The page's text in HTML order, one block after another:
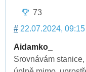
73
# 22.07.2024, 09:15
Aidamko_
Srovnávám